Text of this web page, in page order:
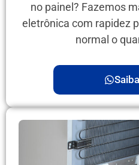
no painel? Fazemos
eletrônica com rapidez
normal o